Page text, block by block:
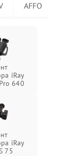
AFFO
iRay
640
iRay
75